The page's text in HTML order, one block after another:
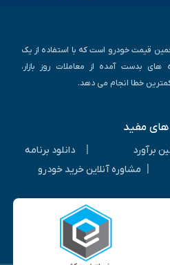
قیمت خودرو است که با استفاده از یک
بدست آمده از معاملات روز بازار،
کمترین خطا انجام می دهد.
مفید
برآورد
دانلود برنامه
مشاوره آنلاین خرید خودرو